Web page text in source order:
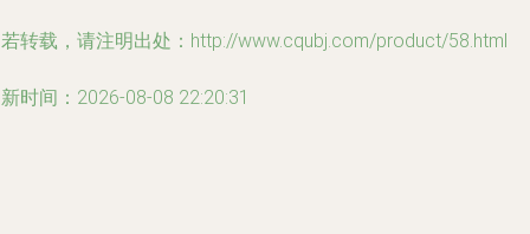
转载，请注明出处：http://www.cqubj.com/product/58.html
时间：2026-08-08 22:20:31